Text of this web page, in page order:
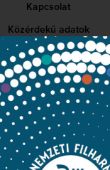
Kapcsolat
Közérdekű adatok
Sajtószoba
Adatvédelem
Impresszum